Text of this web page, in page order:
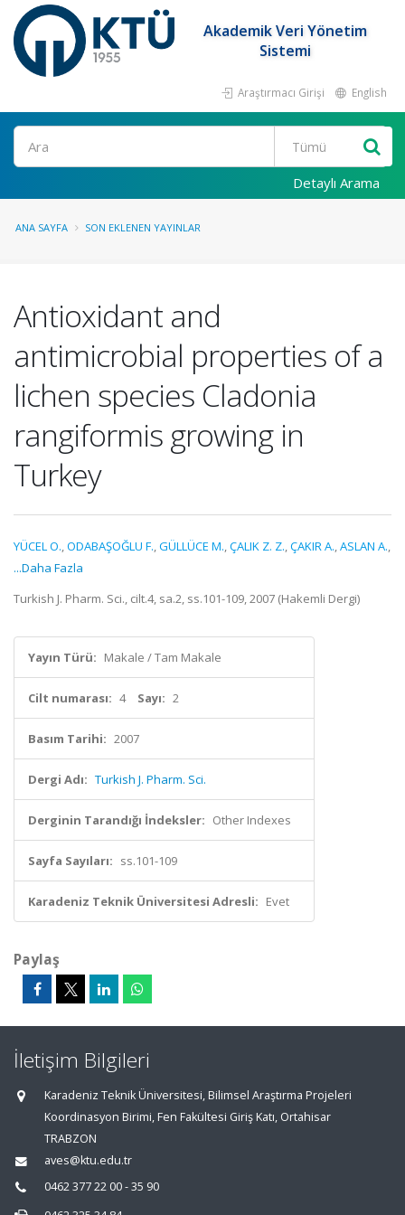
Akademik Veri Yönetim
Sistemi
Araştırmacı Girişi English
Ara
Detaylı Arama
ANA SAYFA SON EKLENEN YAYINLAR
Antioxidant and
antimicrobial properties of a
lichen species Cladonia
rangiformis growing in
Turkey
YÜCEL O.,ODABAŞOĞLU F.,GÜLLÜCE M.,ÇALIK Z. Z.,ÇAKIR A.,ASLAN A.,
...Daha Fazla
Turkish J. Pharm. Sci., cilt.4, sa.2, ss.101-109, 2007 (Hakemli Dergi)
Yayın Türü: Makale / Tam Makale
Cilt numarası: 4 Sayı: 2
Basım Tarihi: 2007
Dergi Adı: Turkish J. Pharm. Sci.
Derginin Tarandığı İndeksler: Other Indexes
Sayfa Sayıları: ss.101-109
Karadeniz Teknik Üniversitesi Adresli: Evet
Paylaş
İletişim Bilgileri
Karadeniz Teknik Üniversitesi, Bilimsel Araştırma Projeleri
Koordinasyon Birimi, Fen Fakültesi Giriş Katı, Ortahisar
TRABZON
aves@ktu.edu.tr
0462 377 22 00 - 35 90